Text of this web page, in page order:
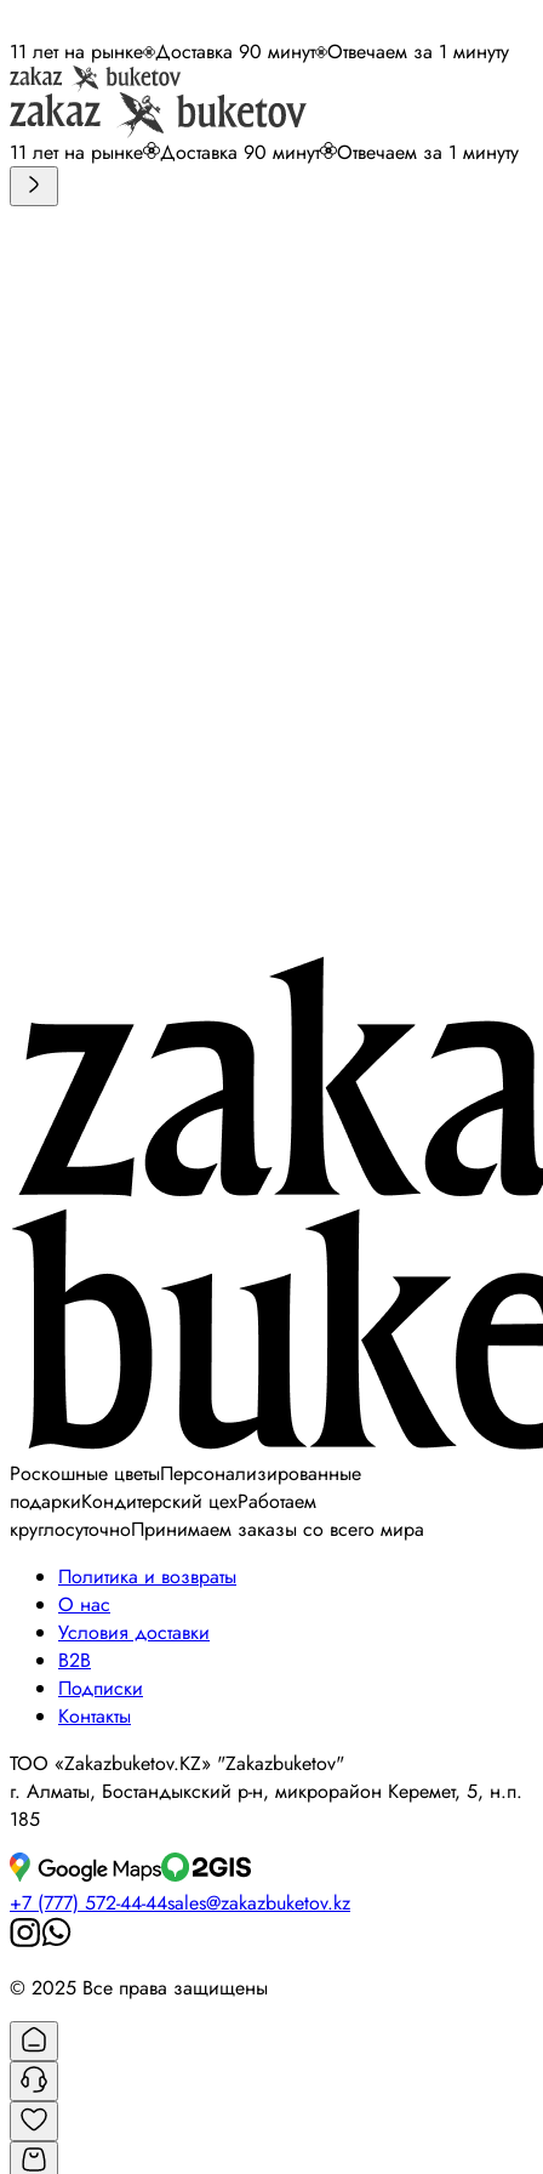
11 лет на рынке Доставка 90 минут Отвечаем за 1 минуту
11 лет на рынке Доставка 90 минут Отвечаем за 1 минуту
Роскошные цветыПерсонализированные
подаркиКондитерский цехРаботаем
круглосуточноПринимаем заказы со всего мира
Политика и возвраты
О нас
Условия доставки
B2B
Подписки
Контакты
ТОО «Zakazbuketov.KZ» "Zakazbuketov"
г. Алматы, Бостандыкский р-н, микрорайон Керемет, 5, н.п.
185
+7 (777) 572-44-44sales@zakazbuketov.kz
© 2025 Все права защищены